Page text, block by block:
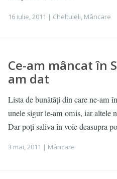
16 iulie, 2011 | Cheltuieli Mâncare
Ce-am mâncat în
am dat
Lista de bunătăți din care ne-am
unele sigur le-am omis, iar altele
Dar poți saliva în voie deasupra
3 mai, 2011 | Mâncare